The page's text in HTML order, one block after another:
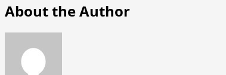
About the Author